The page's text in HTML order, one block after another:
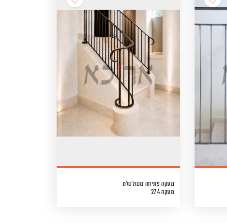
מעקה פתיחה מסולסלת
מעקה 274